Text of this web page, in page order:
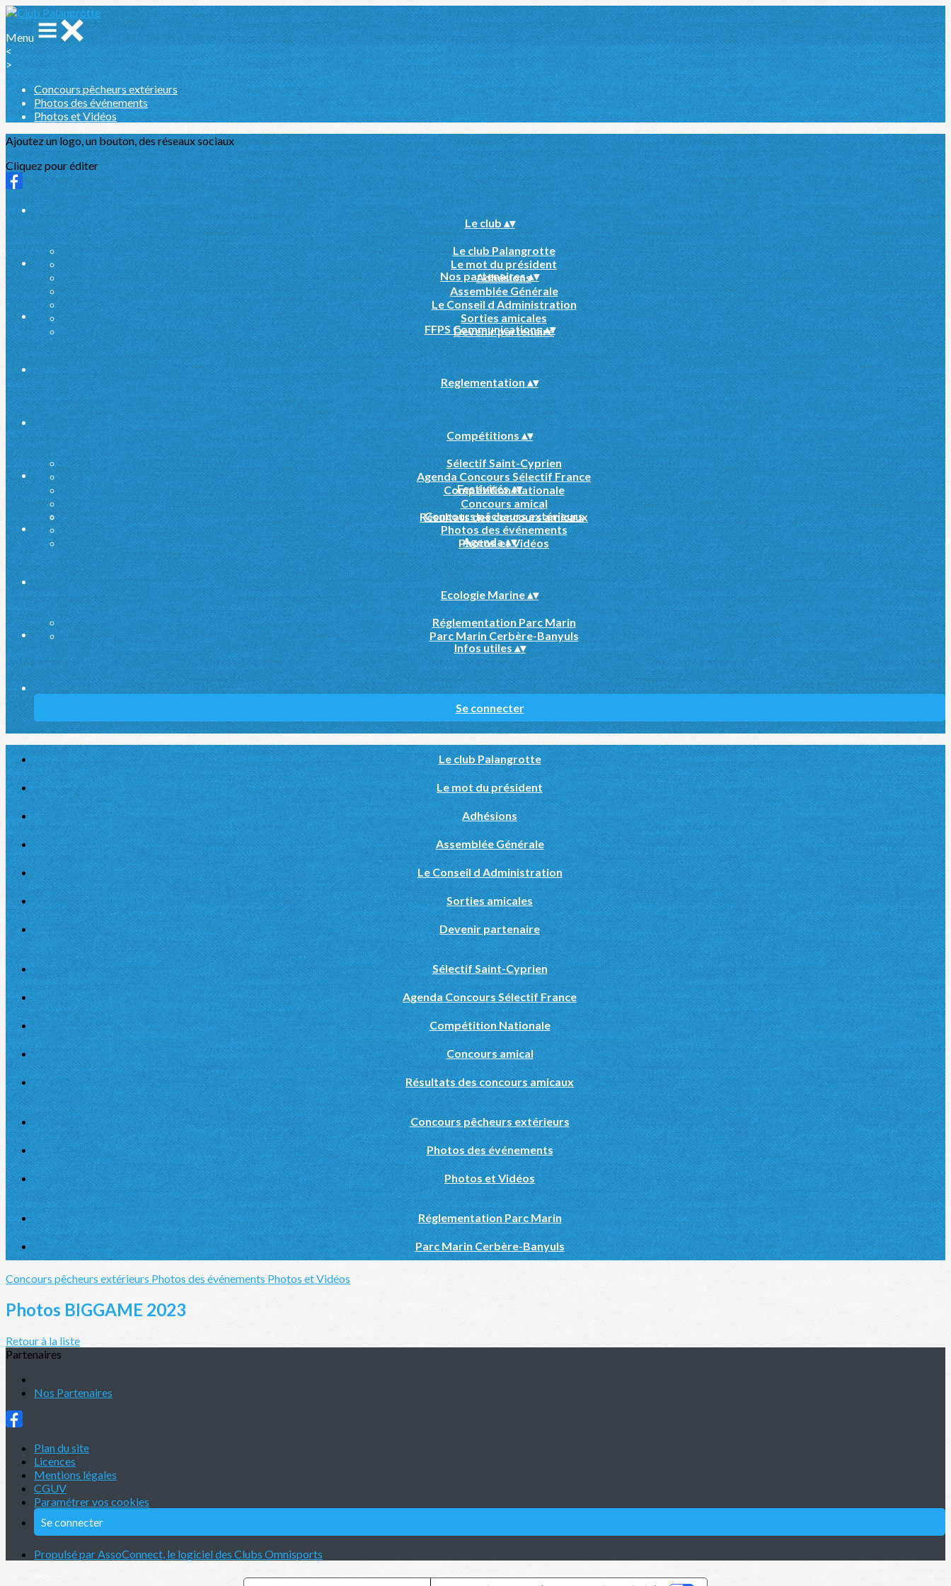
Menu
<
>
Concours pêcheurs extérieurs
Photos des événements
Photos et Vidéos
Ajoutez un logo, un bouton, des réseaux sociaux
Cliquez pour éditer
Le club▴▾
Le club Palangrotte
Le mot du président
Adhésions
Assemblée Générale
Le Conseil d Administration
Sorties amicales
Devenir partenaire
Nos partenaires▴▾
FFPS Communications▴▾
Reglementation▴▾
Compétitions▴▾
Sélectif Saint-Cyprien
Agenda Concours Sélectif France
Compétition Nationale
Concours amical
Résultats des concours amicaux
Festivités▴▾
Concours pêcheurs extérieurs
Photos des événements
Photos et Vidéos
Agenda▴▾
Ecologie Marine▴▾
Réglementation Parc Marin
Parc Marin Cerbère-Banyuls
Infos utiles▴▾
Se connecter
Le club Palangrotte
Le mot du président
Adhésions
Assemblée Générale
Le Conseil d Administration
Sorties amicales
Devenir partenaire
Sélectif Saint-Cyprien
Agenda Concours Sélectif France
Compétition Nationale
Concours amical
Résultats des concours amicaux
Concours pêcheurs extérieurs
Photos des événements
Photos et Vidéos
Réglementation Parc Marin
Parc Marin Cerbère-Banyuls
Concours pêcheurs extérieurs Photos des événements Photos et Vidéos
Photos BIGGAME 2023
Retour à la liste
Partenaires
Nos Partenaires
Plan du site
Licences
Mentions légales
CGUV
Paramétrer vos cookies
Se connecter
Propulsé par AssoConnect, le logiciel des Clubs Omnisports